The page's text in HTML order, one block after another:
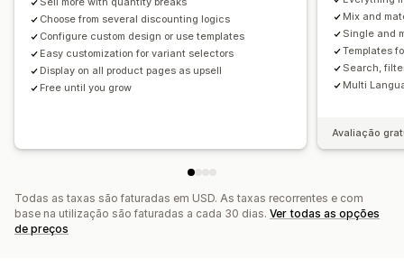
Choose from several discounting logics
Configure custom design or use templates
Easy customization for variant selectors
Display on all product pages as upsell
Free until you grow
Mix and
Single and
Templates
Search,
Multi
Avaliação
Todas as taxas são faturadas em USD. As taxas recorrentes e com
base na utilização são faturadas a cada 30 dias. Ver todas as opções
de preços